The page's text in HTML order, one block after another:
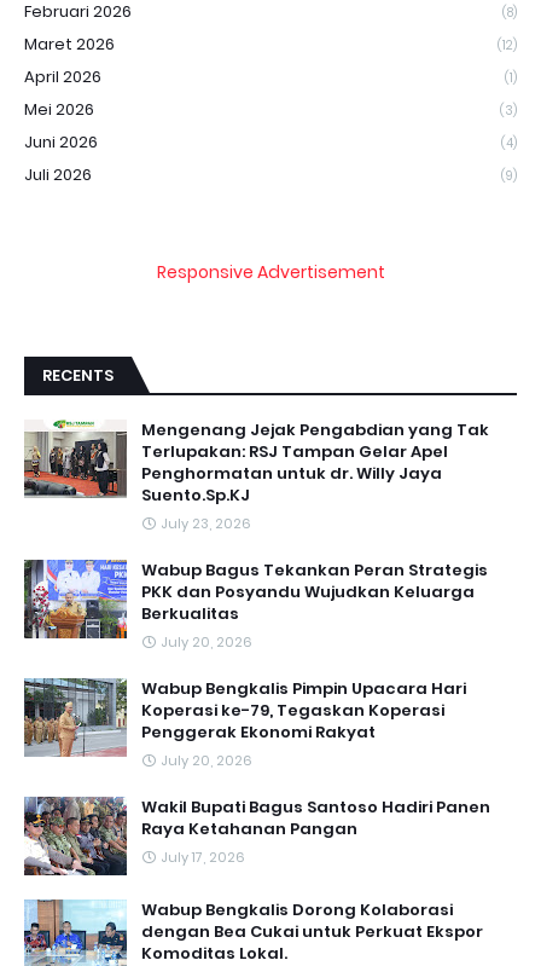
Februari 2026 (8)
Maret 2026 (12)
April 2026 (1)
Mei 2026 (3)
Juni 2026 (4)
Juli 2026 (9)
Responsive Advertisement
RECENTS
Mengenang Jejak Pengabdian yang Tak
Terlupakan: RSJ Tampan Gelar Apel
Penghormatan untuk dr. Willy Jaya
Suento.Sp.KJ
July 23, 2026
Wabup Bagus Tekankan Peran Strategis
PKK dan Posyandu Wujudkan Keluarga
Berkualitas
July 20, 2026
Wabup Bengkalis Pimpin Upacara Hari
Koperasi ke-79, Tegaskan Koperasi
Penggerak Ekonomi Rakyat
July 20, 2026
Wakil Bupati Bagus Santoso Hadiri Panen
Raya Ketahanan Pangan
July 17, 2026
Wabup Bengkalis Dorong Kolaborasi
dengan Bea Cukai untuk Perkuat Ekspor
Komoditas Lokal.